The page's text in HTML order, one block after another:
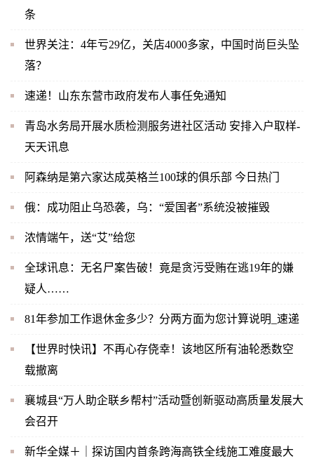
条
世界关注：4年亏29亿，关店4000多家，中国时尚巨头坠
落？
速递！山东东营市政府发布人事任免通知
青岛水务局开展水质检测服务进社区活动 安排入户取样-
天天讯息
阿森纳是第六家达成英格兰100球的俱乐部 今日热门
俄：成功阻止乌恐袭，乌：“爱国者”系统没被摧毁
浓情端午，送“艾”给您
全球讯息：无名尸案告破！竟是贪污受贿在逃19年的嫌
疑人……
81年参加工作退休金多少？分两方面为您计算说明_速递
【世界时快讯】不再心存侥幸！该地区所有油轮悉数空
载撤离
襄城县“万人助企联乡帮村”活动暨创新驱动高质量发展大
会召开
新华全媒＋｜探访国内首条跨海高铁全线施工难度最大